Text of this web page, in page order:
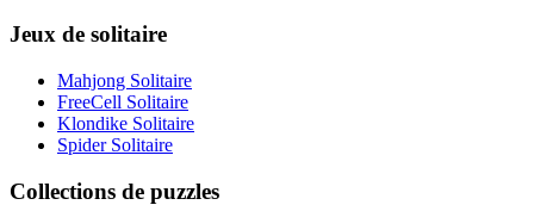
Jeux de solitaire
Mahjong Solitaire
FreeCell Solitaire
Klondike Solitaire
Spider Solitaire
Collections de puzzles